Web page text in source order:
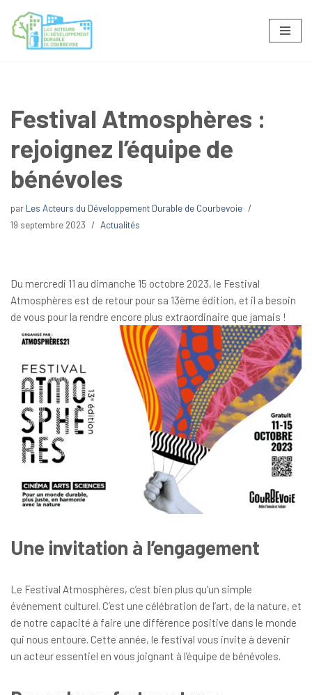
Aller
Festival Atmosphères :
rejoignez l’équipe de
bénévoles
par Les Acteurs du Développement Durable de Courbevoie
19 septembre 2023
Actualités
Du mercredi 11 au dimanche 15 octobre 2023, le Festival
Atmosphères est de retour pour sa 13ème édition, et il a besoin
de vous pour la rendre encore plus extraordinaire que jamais !
Une invitation à l’engagement
Le Festival Atmosphères, c’est bien plus qu’un simple
événement culturel. C’est une célébration de l’art, de la nature, et
de notre capacité à faire une différence positive dans le monde
qui nous entoure. Cette année, le festival vous invite à devenir
un acteur essentiel en vous joignant à l’équipe de bénévoles.